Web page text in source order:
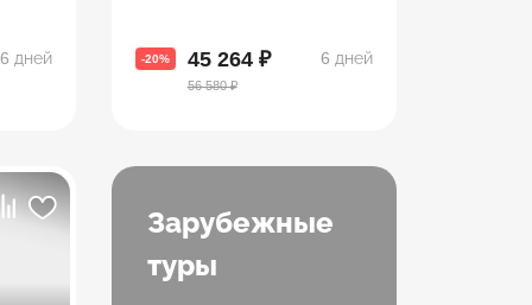
6 дней -20% 45 264 ₽
56 580 ₽
6 дней
Зарубежные
туры